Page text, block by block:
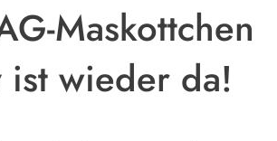
Maskottchen
ist wieder da!